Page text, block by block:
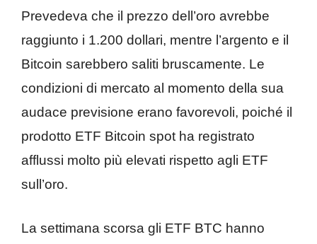
Prevedeva che il prezzo dell’oro avrebbe
raggiunto i 1.200 dollari, mentre l’argento e il
Bitcoin sarebbero saliti bruscamente. Le
condizioni di mercato al momento della sua
audace previsione erano favorevoli, poiché il
prodotto ETF Bitcoin spot ha registrato
afflussi molto più elevati rispetto agli ETF
sull’oro.
La settimana scorsa gli ETF BTC hanno